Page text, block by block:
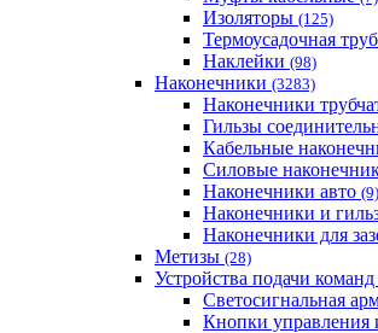
Изоляторы (125)
Термоусадочная
Наклейки (98)
Наконечники (3283)
Наконечники
Гильзы
Кабельные
Силовые
Наконечники авто (9)
Наконечники и
Наконечники для
Метизы (28)
Устройства подачи
Светосигнальная
Кнопки управления